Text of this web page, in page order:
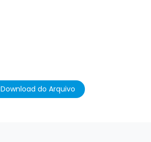
Download do Arquivo